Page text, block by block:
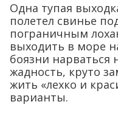
Одна тупая
полетел свинье
пограничным
выходить в море
боязни
жадность, круто
жить «лехко и
варианты.